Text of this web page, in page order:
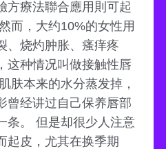
方療法聯合應用則可起
而，大约10%的女性用
、烧灼肿胀、瘙痒疼
这种情况叫做接触性唇
肤本来的水分蒸发掉，
曾经讲过自己保养唇部
条。 但是却很少人注意
起皮，尤其在换季期